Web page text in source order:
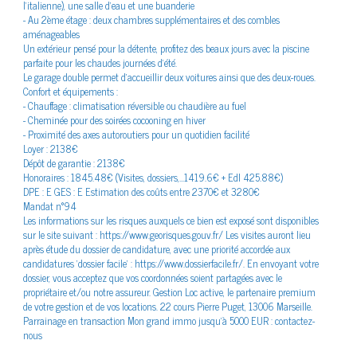
énergétique
l'italienne), une salle d'eau et une buanderie
- Au 2ème étage : deux chambres supplémentaires et des combles
aménageables
Un extérieur pensé pour la détente, profitez des beaux jours avec la piscine
parfaite pour les chaudes journées d'été.
Le garage double permet d'accueillir deux voitures ainsi que des deux-roues.
Confort et équipements :
- Chauffage : climatisation réversible ou chaudière au fuel
- Cheminée pour des soirées cocooning en hiver
- Proximité des axes autoroutiers pour un quotidien facilité
Loyer : 2138€
Dépôt de garantie : 2138€
Honoraires : 1845.48€ (Visites, dossiers,...1419.6€ + Edl 425.88€)
DPE : E GES : E Estimation des coûts entre 2370€ et 3280€
Mandat n°94
Les informations sur les risques auxquels ce bien est exposé sont disponibles
sur le site suivant : https://www.georisques.gouv.fr/ Les visites auront lieu
après étude du dossier de candidature, avec une priorité accordée aux
candidatures 'dossier facile' : https://www.dossierfacile.fr/. En envoyant votre
dossier, vous acceptez que vos coordonnées soient partagées avec le
propriétaire et/ou notre assureur. Gestion Loc active, le partenaire premium
de votre gestion et de vos locations. 22 cours Pierre Puget, 13006 Marseille.
Parrainage en transaction Mon grand immo jusqu'à 5000 EUR : contactez-
nous